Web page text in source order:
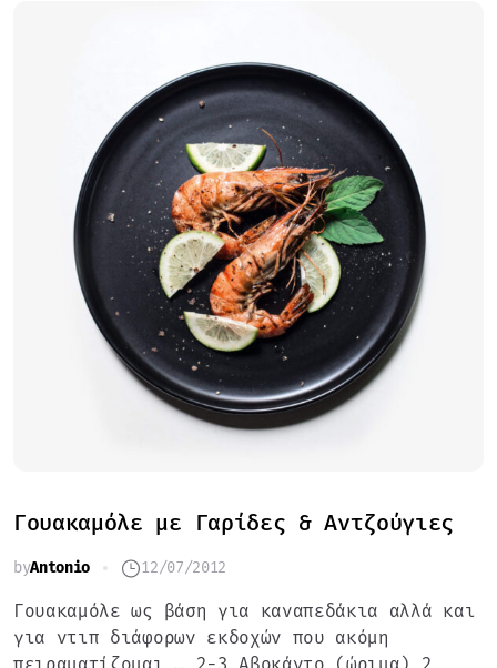
Γουακαμόλε με Γαρίδες & Αντζούγιες
byAntonio 12/07/2012
Γουακαμόλε ως βάση για καναπεδάκια αλλά και
για ντιπ διάφορων εκδοχών που ακόμη